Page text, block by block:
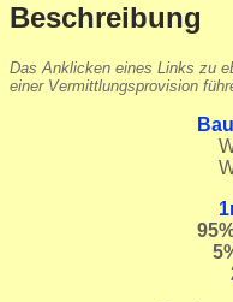
Beschreibung
Das Anklicken eines Links zu
einer Vermittlungsprovision
95